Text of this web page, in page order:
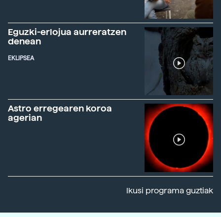
Eguzki-erlojua aurreratzen
denean
EKLIPSEA
Astro erregearen koroa
agerian
Ikusi programa guztiak